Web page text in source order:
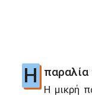
Η
Η μικρή